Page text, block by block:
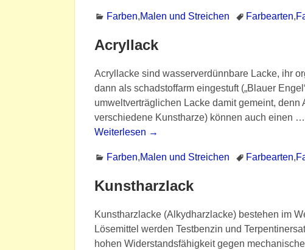
Farben,Malen und Streichen Farbearten,
Acryllack
Acryllacke sind wasserverdünnbare Lacke, ihr
dann als schadstoffarm eingestuft („Blauer
umweltverträglichen Lacke damit gemeint, denn
verschiedene Kunstharze) können auch einen …
Weiterlesen →
Farben,Malen und Streichen Farbearten,
Kunstharzlack
Kunstharzlacke (Alkydharzlacke) bestehen im
Lösemittel werden Testbenzin und
hohen Widerstandsfähigkeit gegen